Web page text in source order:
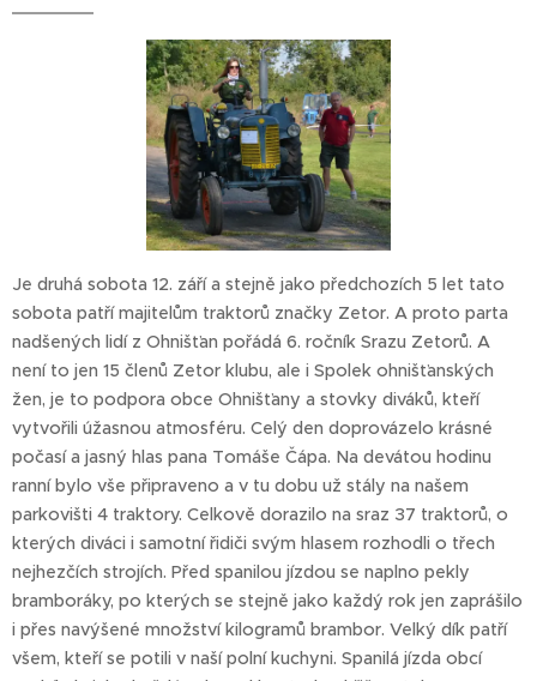
Je druhá sobota 12. září a stejně jako předchozích 5 let tato
sobota patří majitelům traktorů značky Zetor. A proto parta
nadšených lidí z Ohnišťan pořádá 6. ročník Srazu Zetorů. A
není to jen 15 členů Zetor klubu, ale i Spolek ohnišťanských
žen, je to podpora obce Ohnišťany a stovky diváků, kteří
vytvořili úžasnou atmosféru. Celý den doprovázelo krásné
počasí a jasný hlas pana Tomáše Čápa. Na devátou hodinu
ranní bylo vše připraveno a v tu dobu už stály na našem
parkovišti 4 traktory. Celkově dorazilo na sraz 37 traktorů, o
kterých diváci i samotní řidiči svým hlasem rozhodli o třech
nejhezčích strojích. Před spanilou jízdou se naplno pekly
bramboráky, po kterých se stejně jako každý rok jen zaprášilo
i přes navýšené množství kilogramů brambor. Velký dík patří
všem, kteří se potili v naší polní kuchyni. Spanilá jízda obcí